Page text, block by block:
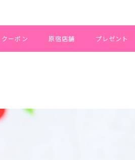
クーポン 原宿店舗 プレゼント